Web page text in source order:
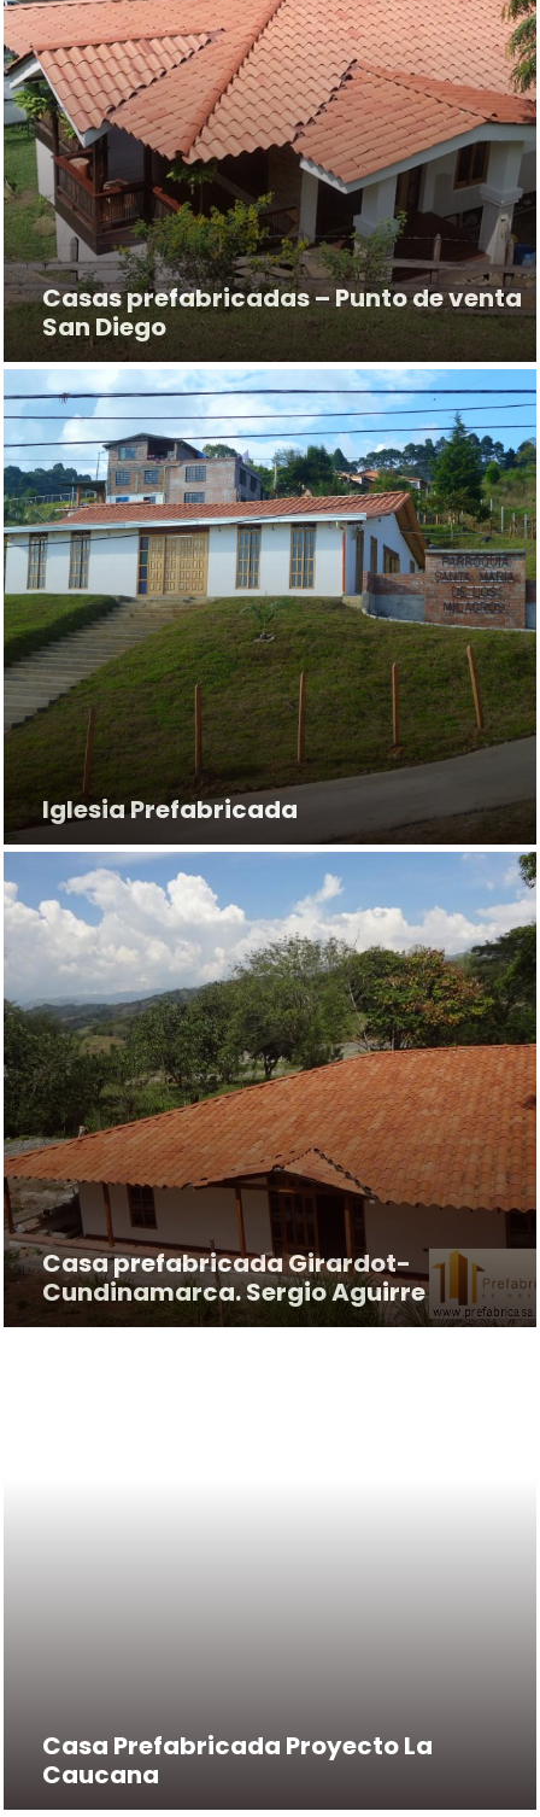
Casas prefabricadas – Punto de venta
San Diego
Iglesia Prefabricada
Casa prefabricada Girardot-
Cundinamarca. Sergio Aguirre
Casa Prefabricada Proyecto La
Caucana